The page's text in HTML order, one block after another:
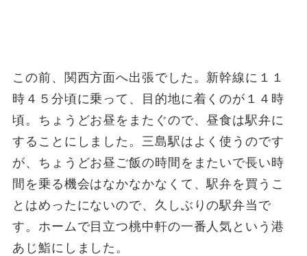
この前、関西方面へ出張でした。新幹線に１１
時４５分頃に乗って、目的地に着くのが１４時
頃。ちょうどお昼をまたぐので、昼食は駅弁に
することにしました。三島駅はよく使うのです
が、ちょうどお昼ご飯の時間をまたいで長い時
間を乗る機会はなかなかなくて、駅弁を買うこ
とはめったにないので、久しぶりの駅弁当で
す。ホームで目立つ桃中軒の一番人気という港
あじ鮨にしました。